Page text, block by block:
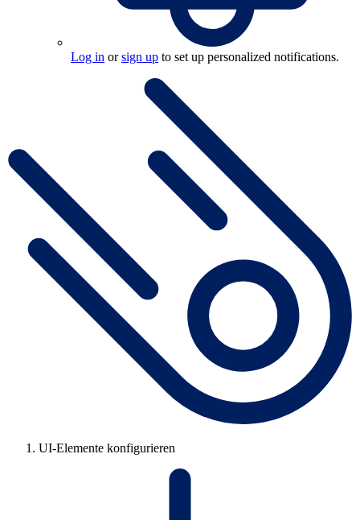
Log in orsign up to set up personalized notifications.
UI-Elemente konfigurieren